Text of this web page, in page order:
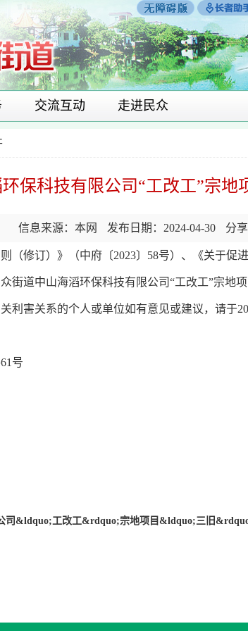
交流互动 走进民众
保科技有限公司“工改工”宗地
信息来源：本网 发布日期：2024-04-30 分
修订）》（中府〔2023〕58号）、《关于促
街道中山海滔环保科技有限公司“工改工”宗地
利害关系的个人或单位如有意见或建议，请于
号
司&ldquo;工改工&rdquo;宗地项目&ldquo;三旧